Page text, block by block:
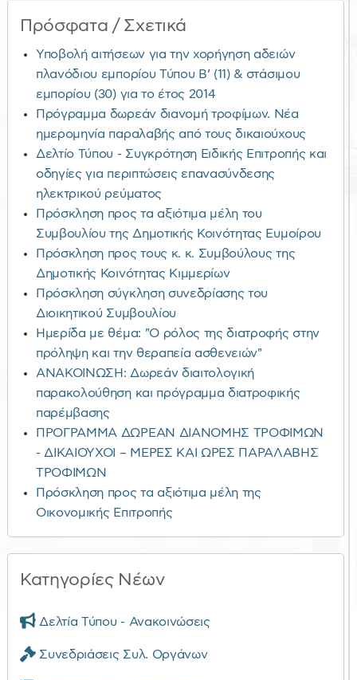
Πρόσφατα / Σχετικά
Υποβολή αιτήσεων για την χορήγηση αδειών
πλανόδιου εμπορίου Τύπου Β’ (11) & στάσιμου
εμπορίου (30) για το έτος 2014
Πρόγραμμα δωρεάν διανομή τροφίμων. Νέα
ημερομηνία παραλαβής από τους δικαιούχους
Δελτίο Τύπου - Συγκρότηση Ειδικής Επιτροπής και
οδηγίες για περιπτώσεις επανασύνδεσης
ηλεκτρικού ρεύματος
Πρόσκληση προς τα αξιότιμα μέλη του
Συμβουλίου της Δημοτικής Κοινότητας Ευμοίρου
Πρόσκληση προς τους κ. κ. Συμβούλους της
Δημοτικής Κοινότητας Κιμμερίων
Πρόσκληση σύγκληση συνεδρίασης του
Διοικητικού Συμβουλίου
Ημερίδα με θέμα: "Ο ρόλος της διατροφής στην
πρόληψη και την θεραπεία ασθενειών"
ΑΝΑΚΟΙΝΩΣΗ: Δωρεάν διαιτολογική
παρακολούθηση και πρόγραμμα διατροφικής
παρέμβασης
ΠΡΟΓΡΑΜΜΑ ΔΩΡΕΑΝ ΔΙΑΝΟΜΗΣ ΤΡΟΦΙΜΩΝ
- ΔΙΚΑΙΟΥΧΟΙ – ΜΕΡΕΣ ΚΑΙ ΩΡΕΣ ΠΑΡΑΛΑΒΗΣ
ΤΡΟΦΙΜΩΝ
Πρόσκληση προς τα αξιότιμα μέλη της
Οικονομικής Επιτροπής
Κατηγορίες Νέων
Δελτία Τύπου - Ανακοινώσεις
Συνεδριάσεις Συλ. Οργάνων